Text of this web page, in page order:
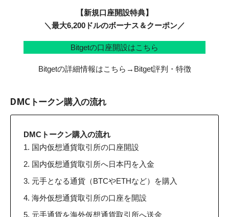
【新規口座開設特典】
＼最大6,200ドルのボーナス＆クーポン／
Bitgetの口座開設はこちら
Bitgetの詳細情報はこちら→ Bitget評判・特徴
DMCトークン購入の流れ
DMCトークン購入の流れ
国内仮想通貨取引所の口座開設
国内仮想通貨取引所へ日本円を入金
元手となる通貨（BTCやETHなど）を購入
海外仮想通貨取引所の口座を開設
元手通貨を海外仮想通貨取引所へ送金